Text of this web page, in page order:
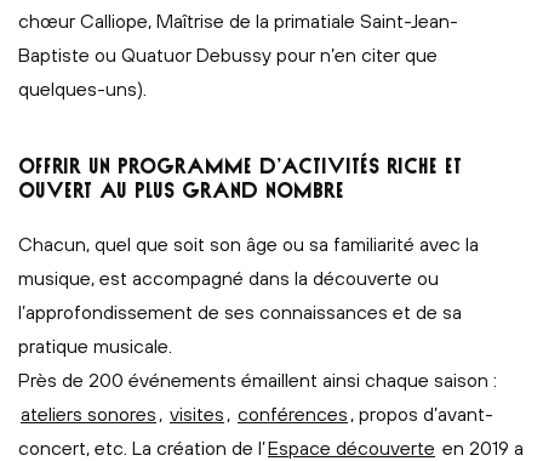
chœur Calliope, Maîtrise de la primatiale Saint-Jean-
Baptiste ou Quatuor Debussy pour n’en citer que
quelques-uns).
OFFRIR UN PROGRAMME D’ACTIVITÉS RICHE ET
OUVERT AU PLUS GRAND NOMBRE
Chacun, quel que soit son âge ou sa familiarité avec la
musique, est accompagné dans la découverte ou
l’approfondissement de ses connaissances et de sa
pratique musicale.
Près de 200 événements émaillent ainsi chaque saison :
ateliers sonores , visites , conférences , propos d’avant-
concert, etc. La création de l’Espace découverte en 2019 a